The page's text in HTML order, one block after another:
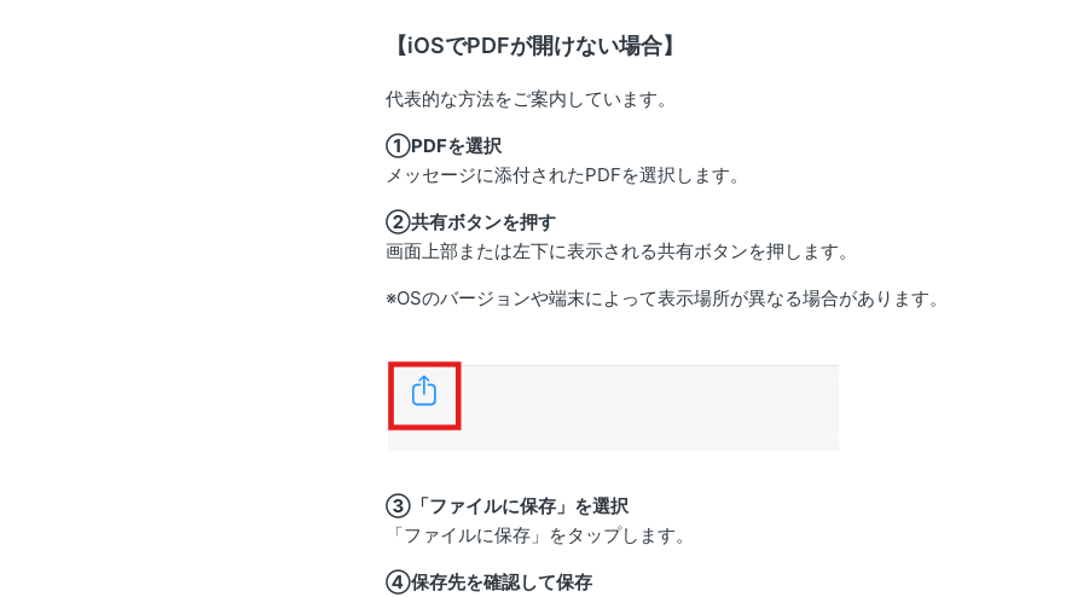
【iOSでPDFが開けない場合】
代表的な方法をご案内しています。
①PDFを選択
メッセージに添付されたPDFを選択します。
②共有ボタンを押す
画面上部または左下に表示される共有ボタンを押します。
※OSのバージョンや端末によって表示場所が異なる場合があります。
③「ファイルに保存」を選択
「ファイルに保存」をタップします。
④保存先を確認して保存